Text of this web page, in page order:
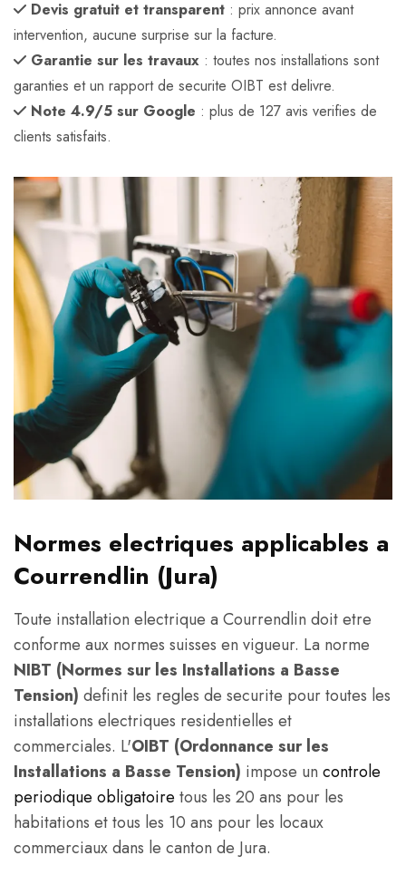
Devis gratuit et transparent : prix annonce avant
intervention, aucune surprise sur la facture.
Garantie sur les travaux : toutes nos installations sont
garanties et un rapport de securite OIBT est delivre.
Note 4.9/5 sur Google : plus de 127 avis verifies de
clients satisfaits.
Normes electriques applicables a
Courrendlin (Jura)
Toute installation electrique a Courrendlin doit etre
conforme aux normes suisses en vigueur. La norme
NIBT (Normes sur les Installations a Basse
Tension) definit les regles de securite pour toutes les
installations electriques residentielles et
commerciales. L'OIBT (Ordonnance sur les
Installations a Basse Tension) impose un controle
periodique obligatoire tous les 20 ans pour les
habitations et tous les 10 ans pour les locaux
commerciaux dans le canton de Jura.